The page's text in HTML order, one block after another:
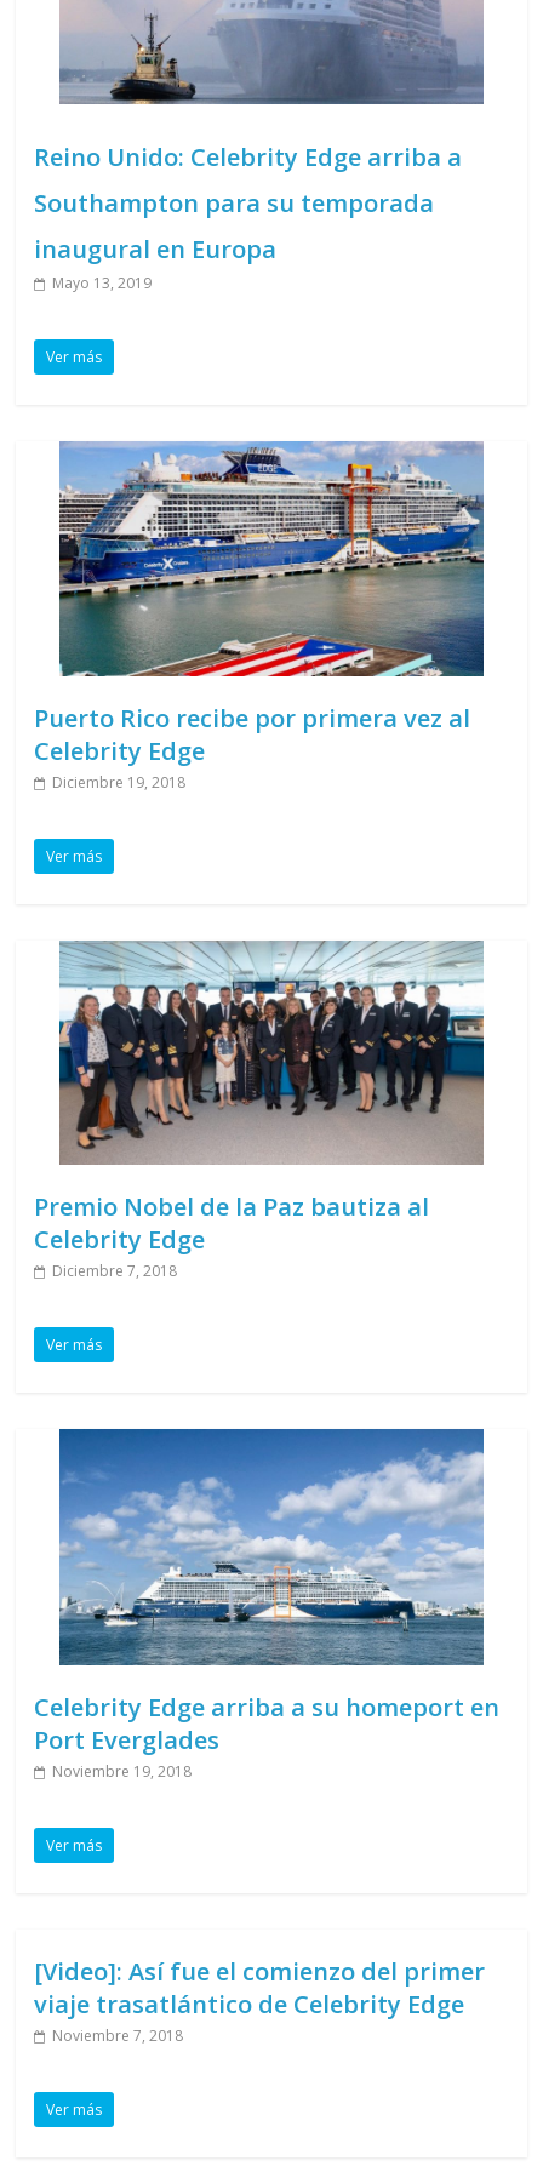
Reino Unido: Celebrity Edge arriba a
Southampton para su temporada
inaugural en Europa
Mayo 13, 2019
Ver más
Puerto Rico recibe por primera vez al
Celebrity Edge
Diciembre 19, 2018
Ver más
Premio Nobel de la Paz bautiza al
Celebrity Edge
Diciembre 7, 2018
Ver más
Celebrity Edge arriba a su homeport en
Port Everglades
Noviembre 19, 2018
Ver más
[Video]: Así fue el comienzo del primer
viaje trasatlántico de Celebrity Edge
Noviembre 7, 2018
Ver más